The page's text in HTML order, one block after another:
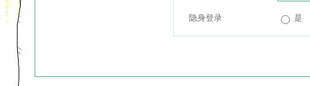
隐身登录 是